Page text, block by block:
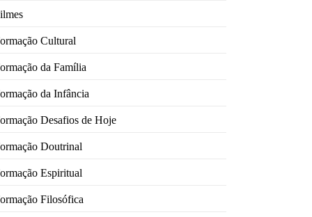
Cultural
da Família
da Infância
Desafios de Hoje
Doutrinal
Espiritual
Filosófica